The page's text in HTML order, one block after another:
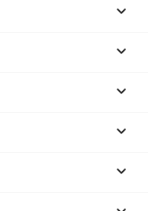




